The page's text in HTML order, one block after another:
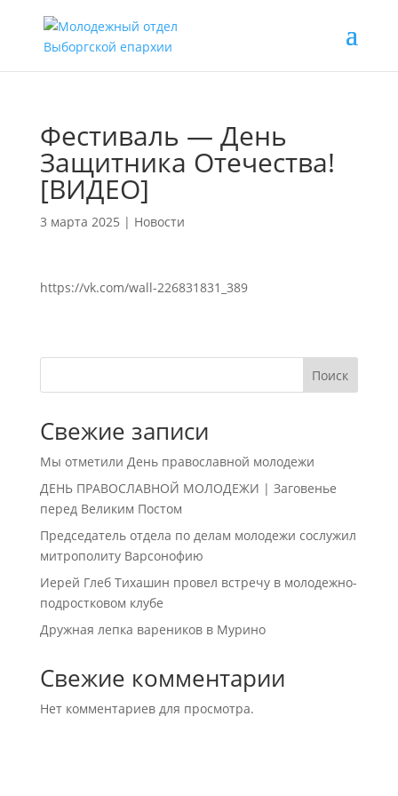
Фестиваль — День
Защитника Отечества!
[ВИДЕО]
3 марта 2025 | Новости
https://vk.com/wall-226831831_389
Поиск
Свежие записи
Мы отметили День православной молодежи
ДЕНЬ ПРАВОСЛАВНОЙ МОЛОДЕЖИ | Заговенье
перед Великим Постом
Председатель отдела по делам молодежи сослужил
митрополиту Варсонофию
Иерей Глеб Тихашин провел встречу в молодежно-
подростковом клубе
Дружная лепка вареников в Мурино
Свежие комментарии
Нет комментариев для просмотра.